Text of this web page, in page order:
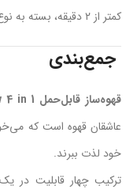
کمتر از ۲ دقیقه، بسته به نوع قهوه انتخابی.
جمع‌بندی
قهوه‌ساز قابل‌حمل LePresso Portabrew 4 in 1
عاشقان قهوه است که
خود لذت ببرند.
ترکیب چهار قابلیت در